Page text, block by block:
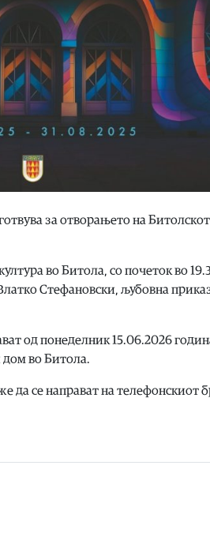
за отворањето на
во Битола, со почеток во
Стефановски, љубовна
од понеделник 15.06.2026
дом во Битола.
се направат на телефонскиот